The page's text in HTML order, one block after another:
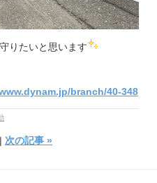
りたいと思います
branch/40-348
次の記事 »